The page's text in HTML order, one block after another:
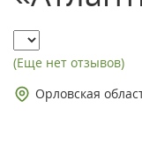
(Еще нет отзывов)
Орловская